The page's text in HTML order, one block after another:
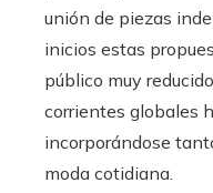
unión de piezas
inicios estas
público muy
corrientes globales
incorporándose
moda cotidiana.